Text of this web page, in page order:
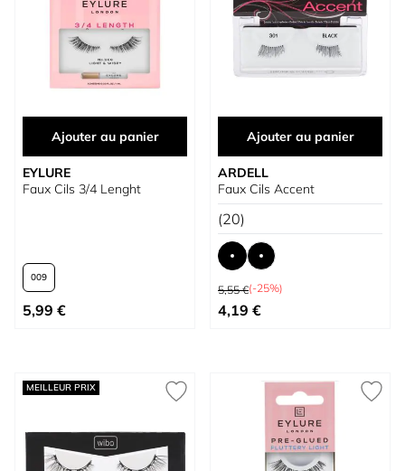
Ajouter au panier
EYLURE
Faux Cils 3/4 Lenght
009
À partir de
5,99 €
Ajouter au panier
ARDELL
Faux Cils Accent
(20)
Prix normal
5,55 €(-25%)
À partir de
4,19 €
MEILLEUR PRIX